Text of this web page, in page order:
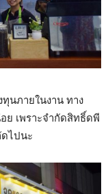
ทุนภายในงาน ทาง
เพราะจำกัดสิทธิ์ดพี
ดไปนะ